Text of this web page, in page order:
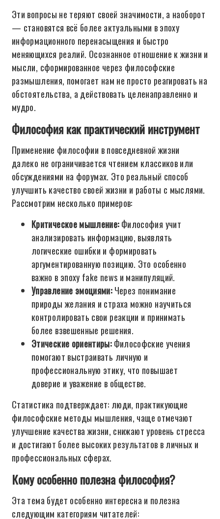
Эти вопросы не теряют своей значимости, а наоборот
— становятся всё более актуальными в эпоху
информационного перенасыщения и быстро
меняющихся реалий. Осознанное отношение к жизни и
мысли, сформированное через философские
размышления, помогает нам не просто реагировать на
обстоятельства, а действовать целенаправленно и
мудро.
Философия как практический инструмент
Применение философии в повседневной жизни
далеко не ограничивается чтением классиков или
обсуждениями на форумах. Это реальный способ
улучшить качество своей жизни и работы с мыслями.
Рассмотрим несколько примеров:
Критическое мышление:Философия учит
анализировать информацию, выявлять
логические ошибки и формировать
аргументированную позицию. Это особенно
важно в эпоху fake news и манипуляций.
Управление эмоциями:Через понимание
природы желания и страха можно научиться
контролировать свои реакции и принимать
более взвешенные решения.
Этические ориентиры:Философские учения
помогают выстраивать личную и
профессиональную этику, что повышает
доверие и уважение в обществе.
Статистика подтверждает: люди, практикующие
философские методы мышления, чаще отмечают
улучшение качества жизни, снижают уровень стресса
и достигают более высоких результатов в личных и
профессиональных сферах.
Кому особенно полезна философия?
Эта тема будет особенно интересна и полезна
следующим категориям читателей: